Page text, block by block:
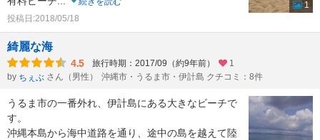
投稿日:2018/05/18
1
綺麗な海
4.5 旅行時期：2017/09（約9年前）
1
by ちぇぶ さん（男性） 沖縄市・うるま市・伊計島 クチコミ：8件
うるま市の一番外れ、伊計島にある大きなビーチで
す。
沖縄本島から海中道路を通り、途中の島を越えて陸